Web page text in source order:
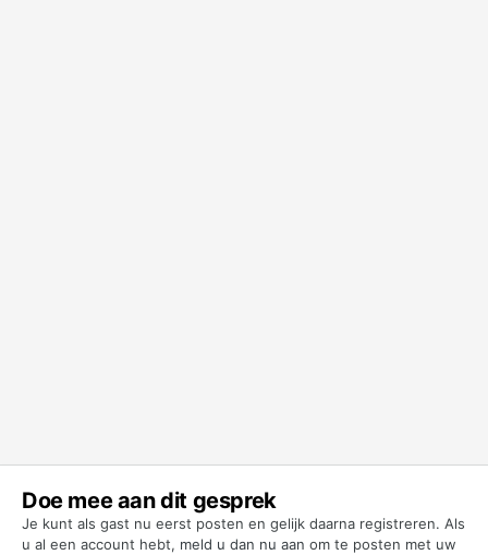
Doe mee aan dit gesprek
Je kunt als gast nu eerst posten en gelijk daarna registreren. Als
u al een account hebt, meld u dan nu aan om te posten met uw